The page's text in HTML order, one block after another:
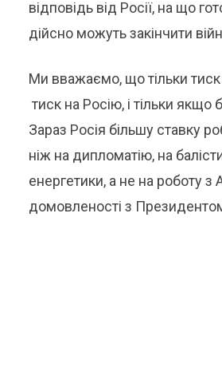
відповідь від Росії, на що
дійсно можуть закінчити
Ми вважаємо, що тільки
тиск на Росію, і тільки якщо
Зараз Росія більшу ставку
ніж на дипломатію, на
енергетики, а не на роботу
домовленості з